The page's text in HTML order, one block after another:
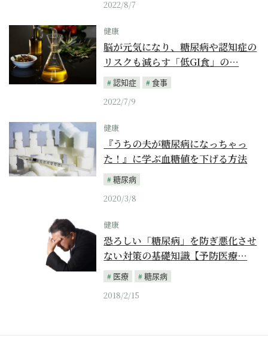
2022/8/7
健康
脳が元気になり、糖尿病や認知症の
リスクも減らす「低GI食」の…
認知症
食事
2022/7/9
健康
『うちの夫が糖尿病になっちゃっ
た！』に学ぶ血糖値を下げる方法
糖尿病
2020/3/8
健康
恐ろしい「糖尿病」を防ぎ悪化させ
ない対策の基礎知識【予防医療…
医療
糖尿病
2018/2/15